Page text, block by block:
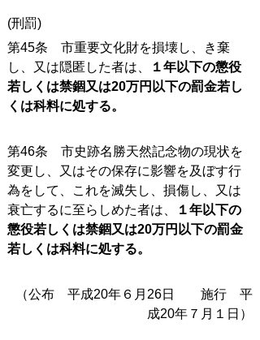
(刑罰)
第45条 市重要文化財を損壊し、き棄
し、又は隠匿した者は、
１年以下の懲役
若しくは禁錮又は20万円以下の罰金若し
くは科料に処する。
第46条 市史跡名勝天然記念物の現状を
変更し、又はその保存に影響を及ぼす行
為をして、これを滅失し、損傷し、又は
衰亡するに至らしめた者は、
１年以下の
懲役若しくは禁錮又は20万円以下の罰金
若しくは科料に処する。
（公布 平成20年６月26日 施行 平
成20年７月１日）